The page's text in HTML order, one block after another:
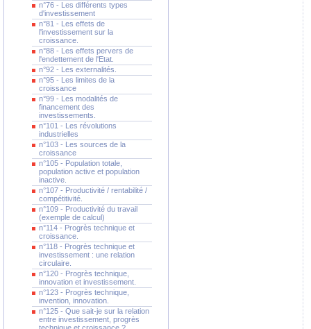
n°76 - Les différents types
d'investissement
n°81 - Les effets de
l'investissement sur la
croissance.
n°88 - Les effets pervers de
l'endettement de l'Etat.
n°92 - Les externalités.
n°95 - Les limites de la
croissance
n°99 - Les modalités de
financement des
investissements.
n°101 - Les révolutions
industrielles
n°103 - Les sources de la
croissance
n°105 - Population totale,
population active et population
inactive.
n°107 - Productivité / rentabilité /
compétitivité.
n°109 - Productivité du travail
(exemple de calcul)
n°114 - Progrès technique et
croissance.
n°118 - Progrès technique et
investissement : une relation
circulaire.
n°120 - Progrès technique,
innovation et investissement.
n°123 - Progrès technique,
invention, innovation.
n°125 - Que sait-je sur la relation
entre investissement, progrès